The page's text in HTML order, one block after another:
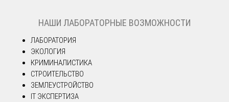
НАШИ ЛАБОРАТОРНЫЕ ВОЗМОЖНОСТИ
ЛАБОРАТОРИЯ
ЭКОЛОГИЯ
КРИМИНАЛИСТИКА
СТРОИТЕЛЬСТВО
ЗЕМЛЕУСТРОЙСТВО
IT ЭКСПЕРТИЗА